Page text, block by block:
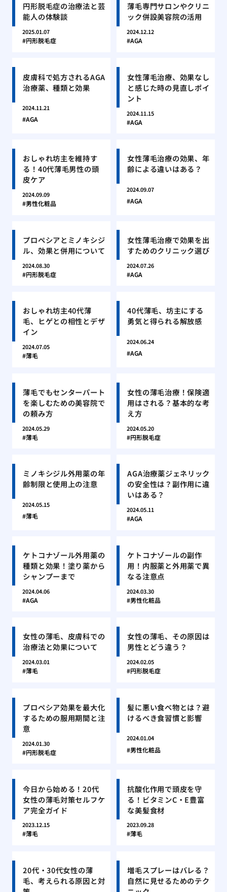
円形脱毛症の治療法と芸
能人の体験談
2025.01.07
円形脱毛症
薄毛専門サロンやクリニ
ック併設美容院の活用
2024.12.12
AGA
皮膚科で処方されるAGA
治療薬、種類と効果
2024.11.21
AGA
女性薄毛治療、効果なし
と感じた時の見直しポイ
ント
2024.11.15
AGA
おしゃれ坊主を維持す
る！40代薄毛男性の頭
皮ケア
2024.09.09
男性化粧品
女性薄毛治療の効果、年
齢による違いはある？
2024.09.07
AGA
プロペシアとミノキシジ
ル、効果と併用について
2024.08.30
円形脱毛症
女性薄毛治療で効果を出
すためのクリニック選び
2024.07.26
AGA
おしゃれ坊主40代薄
毛、ヒゲとの相性とデザ
イン
2024.07.05
薄毛
40代薄毛、坊主にする
勇気と得られる解放感
2024.06.24
AGA
薄毛でもセンターパート
を楽しむための美容院で
の頼み方
2024.05.29
薄毛
女性の薄毛治療！保険適
用はされる？基本的な考
え方
2024.05.20
円形脱毛症
ミノキシジル外用薬の年
齢制限と使用上の注意
2024.05.15
薄毛
AGA治療薬ジェネリック
の安全性は？副作用に違
いはある？
2024.05.11
AGA
ケトコナゾール外用薬の
種類と効果！塗り薬から
シャンプーまで
2024.04.06
AGA
ケトコナゾールの副作
用！内服薬と外用薬で異
なる注意点
2024.03.30
男性化粧品
女性の薄毛、皮膚科での
治療法と効果について
2024.03.01
薄毛
女性の薄毛、その原因は
男性とどう違う？
2024.02.05
円形脱毛症
プロペシア効果を最大化
するための服用期間と注
意
2024.01.30
円形脱毛症
髪に悪い食べ物とは？避
けるべき食習慣と影響
2024.01.04
男性化粧品
今日から始める！20代
女性の薄毛対策セルフケ
ア完全ガイド
2023.12.15
薄毛
抗酸化作用で頭皮を守
る！ビタミンC・E豊富
な美髪食材
2023.09.28
薄毛
20代・30代女性の薄
毛、考えられる原因と対
増毛スプレーはバレる？
自然に見せるためのテク